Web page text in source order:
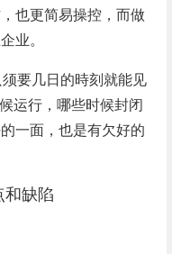
也更简易操控，而做
业。
要几日的時刻就能见
运行，哪些时候封闭
一面，也是有欠好的
缺陷